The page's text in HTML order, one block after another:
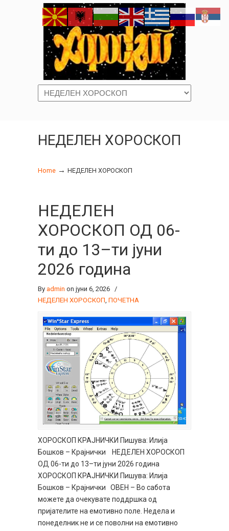
Navigation
НЕДЕЛЕН ХОРОСКОП
Home → НЕДЕЛЕН ХОРОСКОП
НЕДЕЛЕН
ХОРОСКОП ОД 06-
ти до 13–ти јуни
2026 година
By admin on јуни 6, 2026 /
НЕДЕЛЕН ХОРОСКОП, ПОЧЕТНА
ХОРОСКОП КРАЈНИЧКИ Пишува: Илија
Бошков – Крајнички НЕДЕЛЕН ХОРОСКОП
ОД 06-ти до 13–ти јуни 2026 година
ХОРОСКОП КРАЈНИЧКИ Пишува: Илија
Бошков – Крајнички ОВЕН – Во сабота
можете да очекувате поддршка од
пријателите на емотивно поле. Недела и
понеделник не и се поволни на емотивно